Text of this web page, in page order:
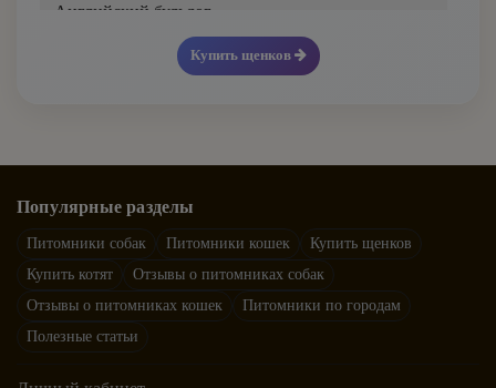
Бельгийский гриффон
Бивер йорк
Бигль
Бишон фризе
Английский бульдог
Английский кокер-спаниель
Английский спрингер-спаниель
Аппенцеллер зенненхунд
Купить щенков
Популярные разделы
Питомники собак Питомники кошек
Купить щенков
Купить котят
Отзывы о питомниках собак
Отзывы о питомниках кошек
Питомники по городам
Полезные статьи